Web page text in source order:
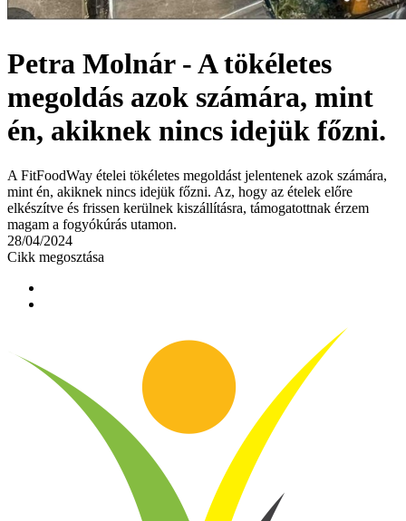
Petra Molnár - A tökéletes
megoldás azok számára, mint
én, akiknek nincs idejük főzni.
A FitFoodWay ételei tökéletes megoldást jelentenek azok számára,
mint én, akiknek nincs idejük főzni. Az, hogy az ételek előre
elkészítve és frissen kerülnek kiszállításra, támogatottnak érzem
magam a fogyókúrás utamon.
28/04/2024
Cikk megosztása